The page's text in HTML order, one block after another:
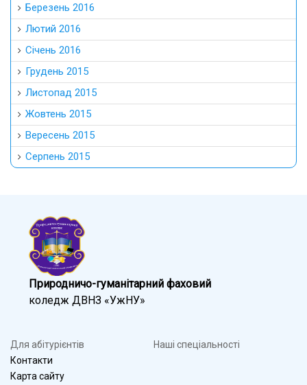
Березень 2016
Лютий 2016
Січень 2016
Грудень 2015
Листопад 2015
Жовтень 2015
Вересень 2015
Серпень 2015
Природничо-гуманітарний фаховий
коледж ДВНЗ «УжНУ»
Для абітурієнтів
Контакти
Карта сайту
Наші спеціальності